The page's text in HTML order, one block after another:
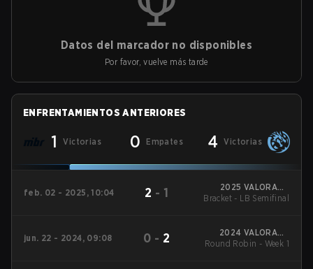
Datos del marcador no disponibles
Por favor, vuelve más tarde
ENFRENTAMIENTOS ANTERIORES
1 Victorias 0 Empates 4 Victorias
feb. 02 - 2025, 10:04 2 - 1
2025 VALORANT
Champions Tour:
Bracket - LB Semifinal
jun. 22 - 2024, 09:08 0 - 2
2024 VALORANT
Champions Tour:
Round Robin - Week 1